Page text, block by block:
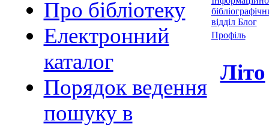
Про бібліотеку
Електронний
каталог
Порядок ведення
пошуку в
відділ Блог
Профіль
Літо